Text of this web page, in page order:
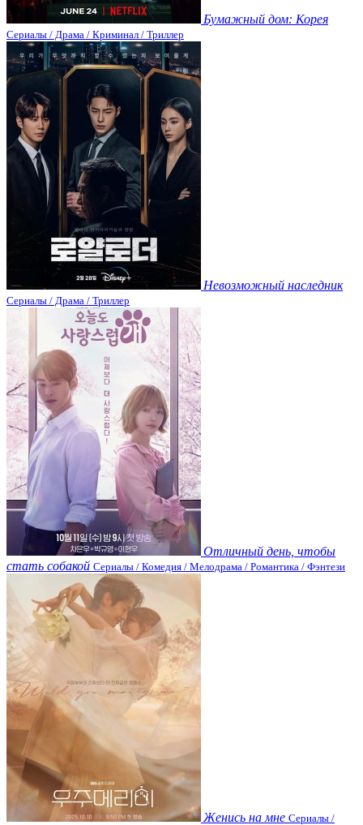
Бумажный дом: Корея
Сериалы / Драма / Криминал / Триллер
Невозможный наследник
Сериалы / Драма / Триллер
Отличный день, чтобы
стать собакой Сериалы / Комедия / Мелодрама / Романтика / Фэнтези
Женись на мне Сериалы /